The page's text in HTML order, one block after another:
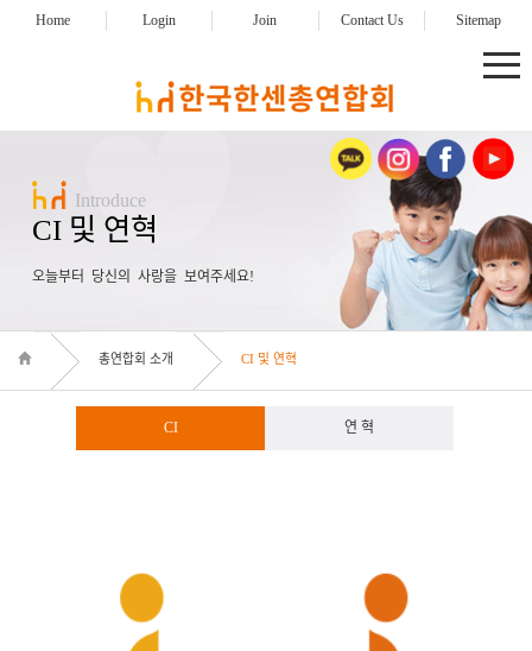
Home Login Join Contact Us Sitemap
Introduce
CI 및 연혁
오늘부터 당신의 사랑을 보여주세요!
총연합회 소개 CI 및 연혁
CI 연 혁